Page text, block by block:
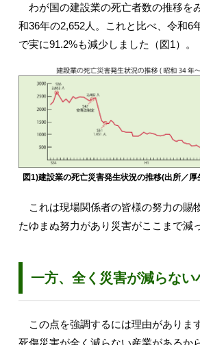
わが国の建設業の死亡者数の推移を
和36年の2,652人。これと比べ、令和6
で実に91.2%も減少しました（図1）。
図1)建設業の死亡災害発生状況の推移(出所／
これは現場関係者の皆様の努力の賜
たゆまぬ努力があり災害がここまで減
一方、全く災害が減らない
この点を強調するには理由がありま